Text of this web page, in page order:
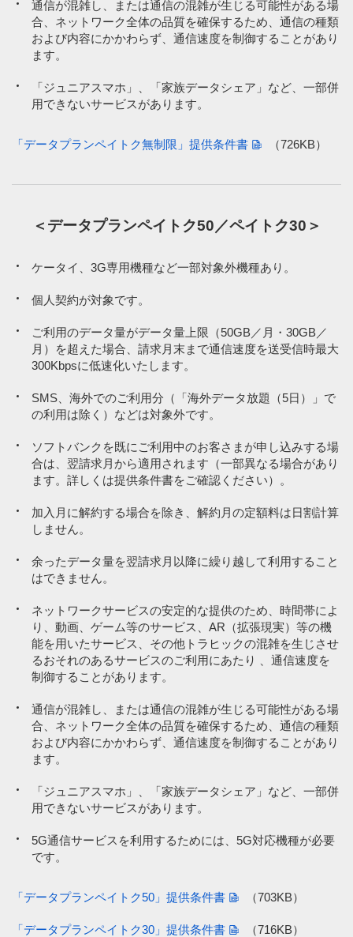
合あり。直近30日間で300GB超の場合、通常利用に影響のない範
囲（最大4.5Mbps）で速度制御。
「PayPayクレジット」「PayPay残高」「PayPayポイント」以
外のPayPayカード、PayPayカード ゴールド、PayPay残高カー
購入・他社カード利用券でのお支払いは対象外。
PayPayほけん
PayPayポイントおよびPayPayマネーでのPayPayカードの請求金額
の支払い
資産運用・投資サービス
ポイント運用
ソフトバンク／ワイモバイル／LINEMOの携帯電話料金
請求書払いサービス
電気、ガス、水道料金（電気、ガス、水道を提供する企業や店舗で
備品などを購入した場合も含む）
保険診療を取り扱う病院・医院など（自由診療に関する支払いを含
む）
調剤薬局
美容整形・美容外科
行政サービス利用料・自治体納付金（地方税等）
鉄道
寄付
PayPay以外の第三者が発行する金券類（全国共通百貨店商品券、交
通乗車券等）（特定のお店で使えるPayPay商品券を除く）
金券ショップ等再販売事業者が販売する上記の金券類、興行チケッ
自治体の税源により発行される商品券（ふるさと納税でもらえる商
品券を除く）
プリペイドカード
JR東日本グループ運営の加盟店での商品代
一部の公営競技投票券
ペイトク50 9,075円／月
データプラン
※2 1,078円／月
（3回線以上）
月額利用料 6,578円／月
ペイトク特典
84,000円／月の対象
約2,500円相当
実質負担額 4,078円
通話従量制（22円／30秒）。一部対象外通話あり。
※4
【加入例】SoftBank 光 ファミリーの場合、月額基本料金5,720円
／月＋指定オプション550円／月～が別途必要です（2年自動更新
プラン：2022年7月1日以降の契約者は、契約期間満了月の当月・
翌月・翌々月以外での解約には解除料5,720円が必要。
「PayPayクレジット」「PayPay残高」「PayPayポイント」以
外のPayPayカード、PayPayカード ゴールド、PayPay残高カー
購入・他社カード利用券でのお支払いは対象外。
ペイトク30 7,975円／月
データプラン
※2 1,078円／月
（3回線以上）
月額利用料 5,478円／月
ペイトク特典
100,000円／月の対
約1,000円相当
実質負担額 4,478円
通話従量制（22円／30秒）。一部対象外通話あり。
※4
【加入例】SoftBank 光 ファミリーの場合、月額基本料金5,720円
／月＋指定オプション550円／月～が別途必要です（2年自動更新
プラン：2022年7月1日以降の契約者は、契約期間満了月の当月・
翌月・翌々月以外での解約には解除料5,720円が必要。
「PayPayクレジット」「PayPay残高」「PayPayポイント」以
外のPayPayカード、PayPayカード ゴールド、PayPay残高カー
購入・他社カード利用券でのお支払いは対象外。
通信が混雑し、または通信の混雑が⽣じる可能性がある場
合、ネットワーク全体の品質を確保するため、通信の種類
および内容にかかわらず、通信速度を制御することがあり
ます。
「ジュニアスマホ」、「家族データシェア」など、一部併
用できないサービスがあります。
「データプランペイトク無制限」提供条件書 （726KB）
＜データプランペイトク50／ペイトク30＞
ケータイ、3G専用機種など一部対象外機種あり。
個人契約が対象です。
ご利用のデータ量がデータ量上限（50GB／月・30GB／
月）を超えた場合、請求月末まで通信速度を送受信時最大
300Kbpsに低速化いたします。
SMS、海外でのご利用分（「海外データ放題（5日）」で
の利用は除く）などは対象外です。
ソフトバンクを既にご利用中のお客さまが申し込みする場
合は、翌請求月から適用されます（一部異なる場合があり
ます。詳しくは提供条件書をご確認ください）。
加入月に解約する場合を除き、解約月の定額料は日割計算
しません。
余ったデータ量を翌請求月以降に繰り越して利用すること
はできません。
ネットワークサービスの安定的な提供のため、時間帯によ
り、動画、ゲーム等のサービス、AR（拡張現実）等の機
能を用いたサービス、その他トラヒックの混雑を生じさせ
るおそれのあるサービスのご利用にあたり 、通信速度を
制御することがあります。
通信が混雑し、または通信の混雑が⽣じる可能性がある場
合、ネットワーク全体の品質を確保するため、通信の種類
および内容にかかわらず、通信速度を制御することがあり
ます。
「ジュニアスマホ」、「家族データシェア」など、一部併
用できないサービスがあります。
5G通信サービスを利用するためには、5G対応機種が必要
です。
「データプランペイトク50」提供条件書 （703KB）
「データプランペイトク30」提供条件書 （716KB）